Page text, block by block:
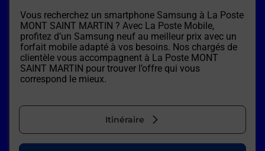
Vous recherchez un smartphone Samsung à La Poste
MONT SAINT MARTIN ? Avec La Poste Mobile,
profitez d’un Samsung neuf au meilleur prix avec un
forfait mobile adapté à vos besoins. Nos chargés de
clientèle vous accompagnent à La Poste MONT
SAINT MARTIN pour trouver l’offre qui vous
correspond le mieux.
Itinéraire